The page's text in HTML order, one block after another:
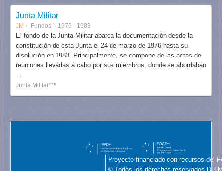
Junta Militar
JM Fundos 1976 - 1983
El fondo de la Junta Militar abarca la documentación desde la
constitución de esta Junta el 24 de marzo de 1976 hasta su
disolución en 1983. Principalmente, se compone de las actas de
reuniones llevadas a cabo por sus miembros, donde se abordaban
...
Junta Militar***
Proyecto financiado con recursos del
© Todos los derechos reservados DH